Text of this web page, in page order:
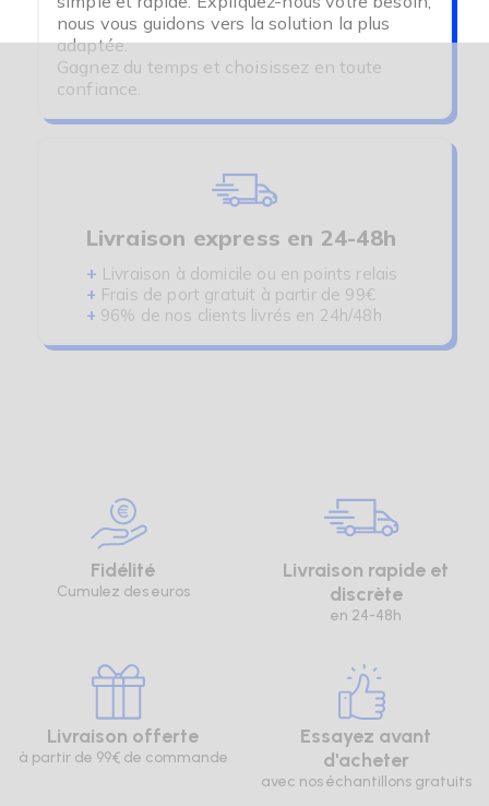
nous vous guidons vers la solution la plus
adaptée.
Gagnez du temps et choisissez en toute
confiance.
Livraison express en 24-48h
+ Livraison à domicile ou en points relais
+ Frais de port gratuit à partir de 99€
+ 96% de nos clients livrés en 24h/48h
Fidélité
Cumulez des euros
Livraison rapide et
discrète
en 24-48h
Livraison offerte
à partir de 99€ de commande
Essayez avant
d'acheter
avec nos échantillons gratuits